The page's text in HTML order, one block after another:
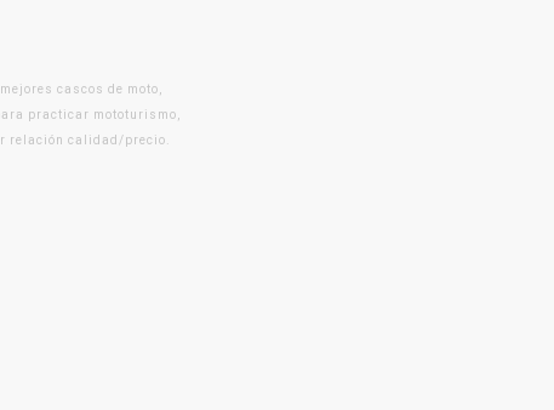
cascos de moto,
practicar mototurismo,
relación calidad/precio.